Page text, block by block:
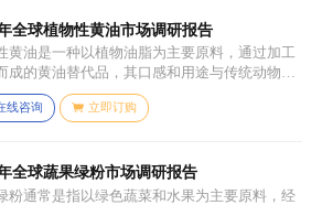
全球植物性黄油市场调研报告
黄油是一种以植物油脂为主要原料，通过加工
成的黄油替代品，其口感和用途与传统动物黄
相似，常见的有大豆油、菜籽油、椰子油、棕
，这些植物油脂经过精炼、氢化或酯交换等工
、色素等，以改善口感、延长保质期和调整风
线咨询 立即订购
全球蔬果绿粉市场调研报告
粉通常是指以绿色蔬菜和水果为主要原料，经